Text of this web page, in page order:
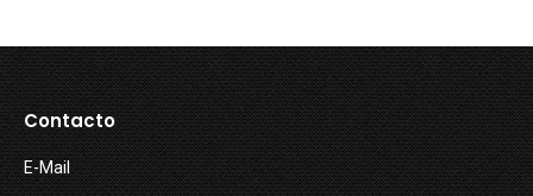
Contacto
E-Mail